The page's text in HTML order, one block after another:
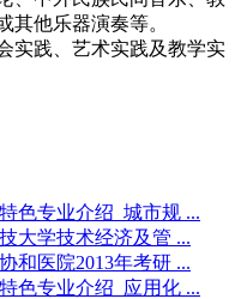
其他乐器演奏等。
践、艺术实践及教学实
色专业介绍_城市规 ...
大学技术经济及管 ...
和医院2013年考研 ...
色专业介绍_应用化 ...